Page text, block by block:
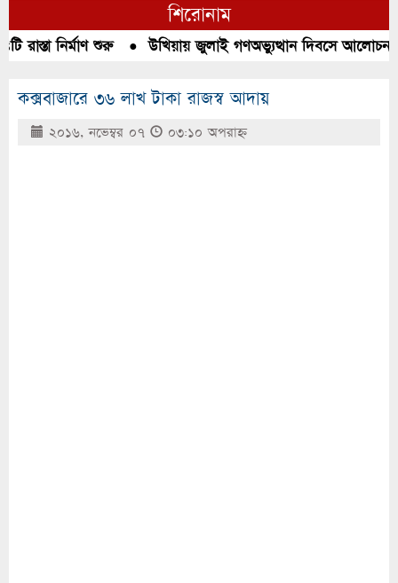
শিরোনাম
নির্মাণ শুরু● উখিয়ায় জুলাই গণঅভ্যুত্থান দিবসে আলোচনা,
কক্সবাজারে ৩৬ লাখ টাকা রাজস্ব আদায়
২০১৬, নভেম্বর ০৭ ০৩:১০ অপরাহ্ণ